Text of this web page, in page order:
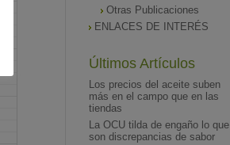
Otras Publicaciones
ENLACES DE INTERÉS
Últimos Artículos
Los precios del aceite suben
más en el campo que en las
tiendas
La OCU tilda de engaño lo que
son discrepancias de sabor